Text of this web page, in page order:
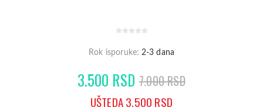
Rok isporuke: 2-3 dana
3.500 RSD 7.000 RSD
UŠTEDA 3.500 RSD